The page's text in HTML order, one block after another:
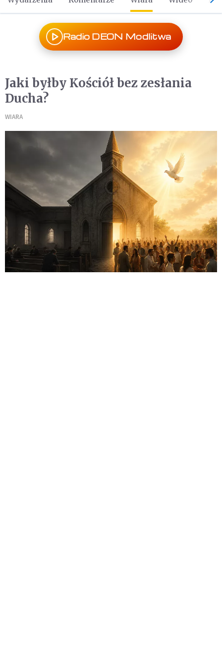
Radio DEON Modlitwa
Jaki byłby Kościół bez zesłania
Ducha?
WIARA